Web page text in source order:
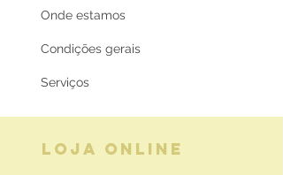
Onde estamos
Condições gerais
Serviços
LOJA ONLINE